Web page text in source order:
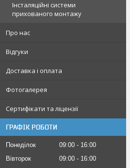
Інсталяційні системи
прихованого монтажу
Про нас
Відгуки
Доставка і оплата
Фотогалерея
Сертифікати та ліцензії
ГРАФІК РОБОТИ
Понеділок 09:00
16:00
Вівторок
09:00
16:00